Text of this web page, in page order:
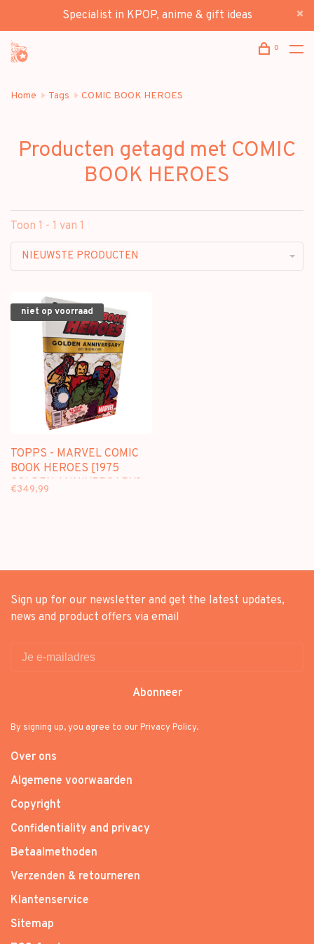
Specialist in KPOP, anime & gift ideas
0
Home Tags COMIC BOOK HEROES
Producten getagd met COMIC
BOOK HEROES
Toon 1 - 1 van 1
NIEUWSTE PRODUCTEN
niet op voorraad
TOPPS - MARVEL COMIC
BOOK HEROES [1975
GOLDEN ANNIVERSARY] -
€349,99
Sign up for our newsletter and get the latest updates,
news and product offers via email
Abonneer
By signing up, you agree to our Privacy Policy.
Over ons
Algemene voorwaarden
Copyright
Confidentiality and privacy
Betaalmethoden
Verzenden & retourneren
Klantenservice
Sitemap